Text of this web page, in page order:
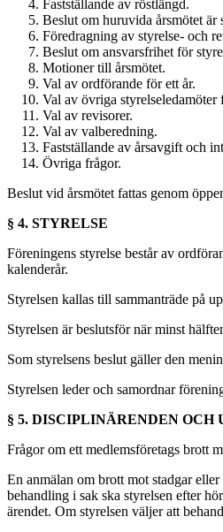
Fastställande av röstlängd.
Beslut om huruvida årsmötet är
Föredragning av styrelse- och
Beslut om ansvarsfrihet för
Motioner till årsmötet.
Val av ordförande för ett år.
Val av övriga styrelseledamöter
Val av revisorer.
Val av valberedning.
Fastställande av årsavgift och
Övriga frågor.
Beslut vid årsmötet fattas genom
§ 4. STYRELSE
Föreningens styrelse består av
kalenderår.
Styrelsen kallas till sammanträde på
Styrelsen är beslutsför när minst
Som styrelsens beslut gäller den
Styrelsen leder och samordnar
§ 5. DISCIPLINÄRENDEN
Frågor om ett medlemsföretags brott
En anmälan om brott mot stadgar
behandling i sak ska styrelsen efter
ärendet. Om styrelsen väljer att